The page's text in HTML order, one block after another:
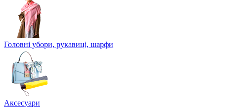
Головні убори, рукавиці, шарфи
Аксесуари